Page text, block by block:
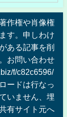
作権や肖像権
す。申しわけ
ある記事を削
お問い合わせ
f/c82c6596/
ードは行なっ
いません、埋
有サイト元へ